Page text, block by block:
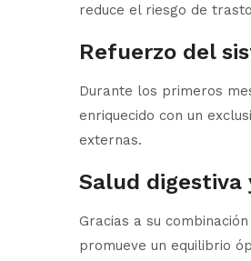
reduce el riesgo de
Refuerzo del
Durante los primeros
enriquecido con un
externas.
Salud
Gracias a su combinación
promueve un equilibrio